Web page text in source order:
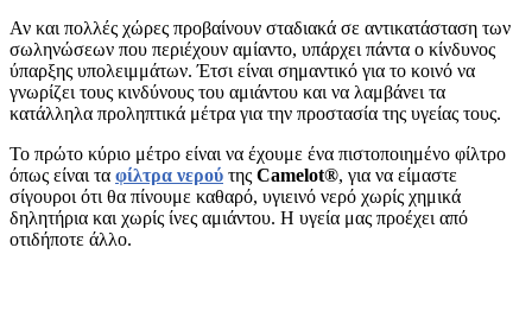
Αν και πολλές χώρες προβαίνουν σταδιακά σε αντικατάσταση των
σωληνώσεων που περιέχουν αμίαντο, υπάρχει πάντα ο κίνδυνος
ύπαρξης υπολειμμάτων. Έτσι είναι σημαντικό για το κοινό να
γνωρίζει τους κινδύνους του αμιάντου και να λαμβάνει τα
κατάλληλα προληπτικά μέτρα για την προστασία της υγείας τους.
Το πρώτο κύριο μέτρο είναι να έχουμε ένα πιστοποιημένο φίλτρο
όπως είναι τα φίλτρα νερού της Camelot®, για να είμαστε
σίγουροι ότι θα πίνουμε καθαρό, υγιεινό νερό χωρίς χημικά
δηλητήρια και χωρίς ίνες αμιάντου. Η υγεία μας προέχει από
οτιδήποτε άλλο.